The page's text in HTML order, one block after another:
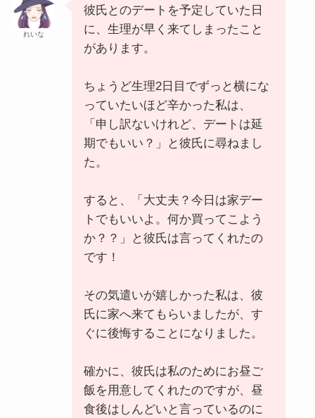
れいな
彼氏とのデートを予定していた日
に、生理が早く来てしまったこと
があります。
ちょうど生理2日目でずっと横にな
っていたいほど辛かった私は、
「申し訳ないけれど、デートは延
期でもいい？」と彼氏に尋ねまし
た。
すると、「大丈夫？今日は家デー
トでもいいよ。何か買ってこよう
か？？」と彼氏は言ってくれたの
です！
その気遣いが嬉しかった私は、彼
氏に家へ来てもらいましたが、す
ぐに後悔することになりました。
確かに、彼氏は私のためにお昼ご
飯を用意してくれたのですが、昼
食後はしんどいと言っているのに